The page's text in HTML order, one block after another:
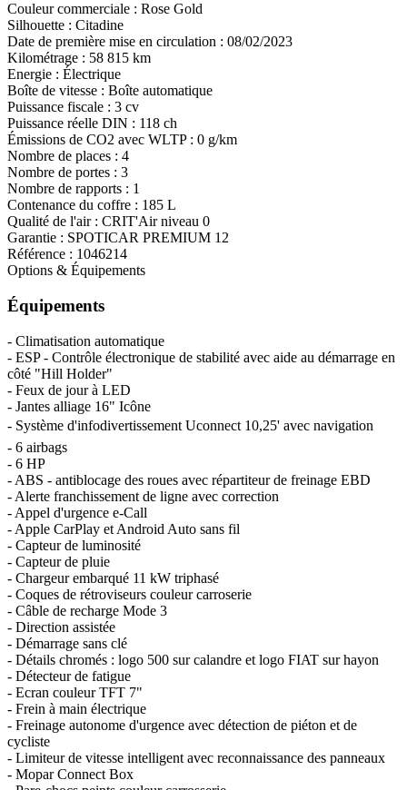
Couleur commerciale : Rose Gold
Silhouette : Citadine
Date de première mise en circulation : 08/02/2023
Kilométrage : 58 815 km
Energie : Électrique
Boîte de vitesse : Boîte automatique
Puissance fiscale : 3 cv
Puissance réelle DIN : 118 ch
Émissions de CO2 avec WLTP : 0 g/km
Nombre de places : 4
Nombre de portes : 3
Nombre de rapports : 1
Contenance du coffre : 185 L
Qualité de l'air : CRIT'Air niveau 0
Garantie : SPOTICAR PREMIUM 12
Référence : 1046214
Options & Équipements
Équipements
- Climatisation automatique
- ESP - Contrôle électronique de stabilité avec aide au démarrage en
côté "Hill Holder"
- Feux de jour à LED
- Jantes alliage 16" Icône
- Système d'infodivertissement Uconnect 10,25' avec navigation
- 6 airbags
- 6 HP
- ABS - antiblocage des roues avec répartiteur de freinage EBD
- Alerte franchissement de ligne avec correction
- Appel d'urgence e-Call
- Apple CarPlay et Android Auto sans fil
- Capteur de luminosité
- Capteur de pluie
- Chargeur embarqué 11 kW triphasé
- Coques de rétroviseurs couleur carroserie
- Câble de recharge Mode 3
- Direction assistée
- Démarrage sans clé
- Détails chromés : logo 500 sur calandre et logo FIAT sur hayon
- Détecteur de fatigue
- Ecran couleur TFT 7"
- Frein à main électrique
- Freinage autonome d'urgence avec détection de piéton et de
cycliste
- Limiteur de vitesse intelligent avec reconnaissance des panneaux
- Mopar Connect Box